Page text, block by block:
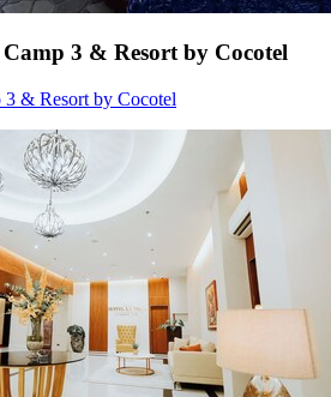
3 & Resort by Cocotel
3 & Resort by Cocotel